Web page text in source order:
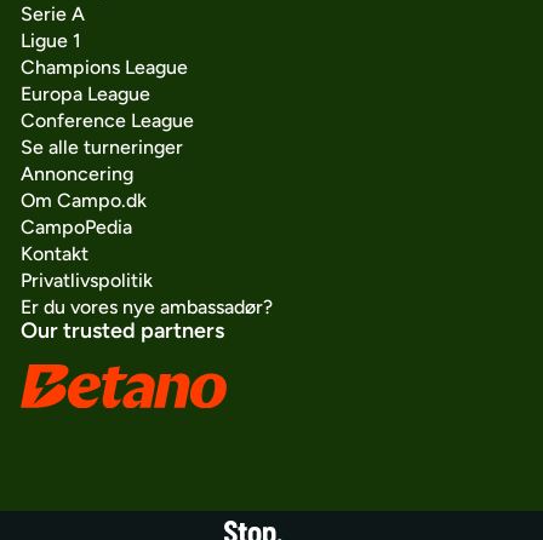
Serie A
Ligue 1
Champions League
Europa League
Conference League
Se alle turneringer
Annoncering
Om Campo.dk
CampoPedia
Kontakt
Privatlivspolitik
Er du vores nye ambassadør?
Our trusted partners